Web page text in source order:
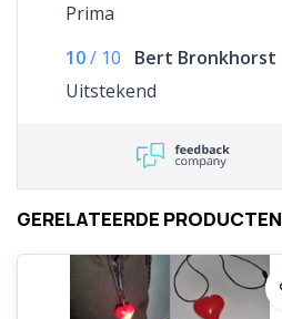
Prima
10/ 10
Bert Bronkhorst
Uitstekend
GERELATEERDE PRODUCTEN